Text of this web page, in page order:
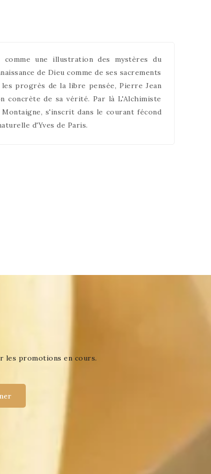
une illustration des mystères du
de Dieu comme de ses sacrements
progrès de la libre pensée, Pierre Jean
concrète de sa vérité. Par là L'Alchimiste
s'inscrit dans le courant fécond
d'Yves de Paris.
les promotions en cours.